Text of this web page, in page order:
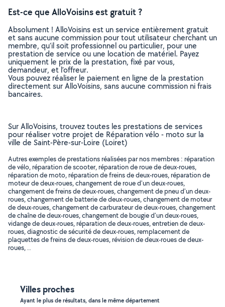
Est-ce que AlloVoisins est gratuit ?
Absolument ! AlloVoisins est un service entièrement gratuit
et sans aucune commission pour tout utilisateur cherchant un
membre, qu’il soit professionnel ou particulier, pour une
prestation de service ou une location de matériel. Payez
uniquement le prix de la prestation, fixé par vous,
demandeur, et l’offreur.
Vous pouvez réaliser le paiement en ligne de la prestation
directement sur AlloVoisins, sans aucune commission ni frais
bancaires.
Sur AlloVoisins, trouvez toutes les prestations de services
pour réaliser votre projet de Réparation vélo - moto sur la
ville de Saint-Père-sur-Loire (Loiret)
Autres exemples de prestations réalisées par nos membres : réparation
de vélo, réparation de scooter, réparation de roue de deux-roues,
réparation de moto, réparation de freins de deux-roues, réparation de
moteur de deux-roues, changement de roue d'un deux-roues,
changement de freins de deux-roues, changement de pneu d'un deux-
roues, changement de batterie de deux-roues, changement de moteur
de deux-roues, changement de carburateur de deux-roues, changement
de chaîne de deux-roues, changement de bougie d'un deux-roues,
vidange de deux-roues, réparation de deux-roues, entretien de deux-
roues, diagnostic de sécurité de deux-roues, remplacement de
plaquettes de freins de deux-roues, révision de deux-roues de deux-
roues, ..
Villes proches
Ayant le plus de résultats, dans le même département